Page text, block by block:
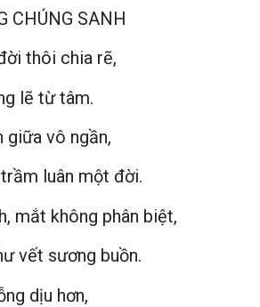
CHÚNG SANH
thôi chia rẽ,
lẽ từ tâm.
giữa vô ngần,
luân một đời.
mắt không phân biệt,
vết sương buồn.
dịu hơn,